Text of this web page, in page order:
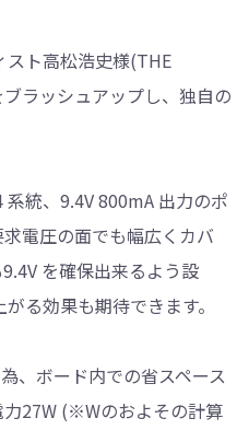
スト高松浩史様(THE
ラッシュアップし、独自の
統、9.4V 800mA 出力のポ
電圧の面でも幅広くカバ
を確保出来るよう設
る効果も期待できます。
、ボード内での省スペース
27W (※Wのおよその計算